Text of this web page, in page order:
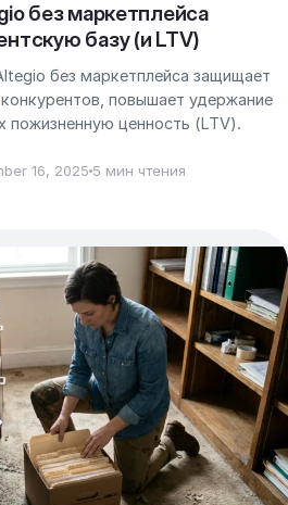
без маркетплейса
базу (и LTV)
без маркетплейса защищает
повышает удержание
пожизненную ценность (LTV).
16, 2025 5 мин чтения